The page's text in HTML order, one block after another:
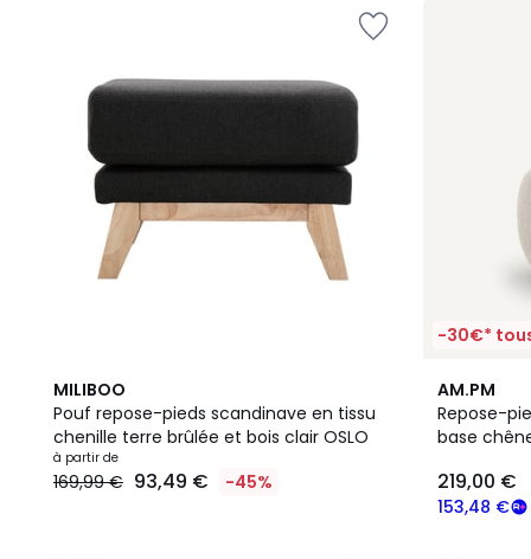
MILIBOO
Pouf repose-pieds scandinave en tissu
chenille terre brûlée et bois clair OSLO
à partir de
169,99 € 93,49 € -45%
4,8
/ 5
9
Couleurs
-30€*
AM.PM
Repose-
base
153,48 €
219,00 €
5
/
5